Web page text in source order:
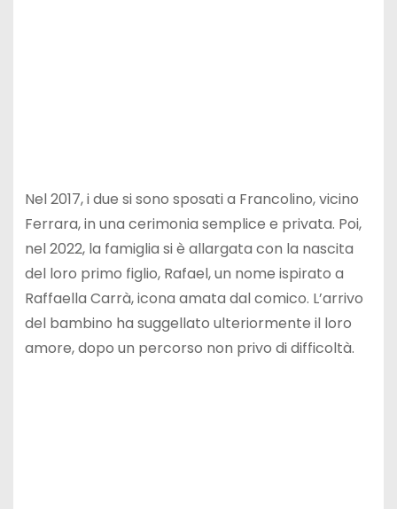
Nel 2017, i due si sono sposati a Francolino, vicino
Ferrara, in una cerimonia semplice e privata. Poi,
nel 2022, la famiglia si è allargata con la nascita
del loro primo figlio, Rafael, un nome ispirato a
Raffaella Carrà, icona amata dal comico. L’arrivo
del bambino ha suggellato ulteriormente il loro
amore, dopo un percorso non privo di difficoltà.